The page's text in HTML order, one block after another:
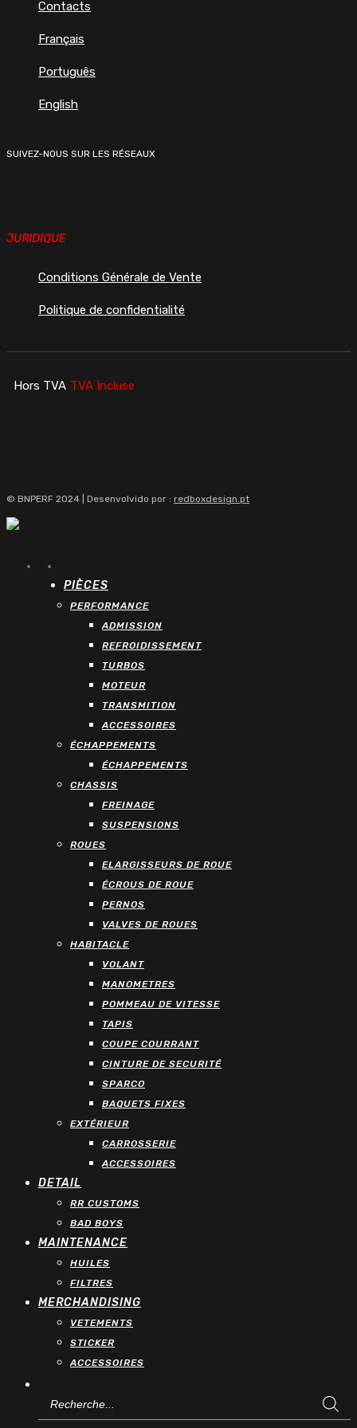
Contacts
Français
Português
English
SUIVEZ-NOUS SUR LES RÉSEAUX
JURIDIQUE
Conditions Générale de Vente
Politique de confidentialité
Hors TVA TVA Incluse
© BNPERF 2024 | Desenvolvido por : redboxdesign.pt
facebook
Close
Menu
PIÈCES
PERFORMANCE
ADMISSION
REFROIDISSEMENT
TURBOS
MOTEUR
TRANSMITION
ACCESSOIRES
ÉCHAPPEMENTS
ÉCHAPPEMENTS
CHASSIS
FREINAGE
SUSPENSIONS
ROUES
ELARGISSEURS DE ROUE
ÉCROUS DE ROUE
PERNOS
VALVES DE ROUES
HABITACLE
VOLANT
MANOMETRES
POMMEAU DE VITESSE
TAPIS
COUPE COURRANT
CINTURE DE SECURITÉ
SPARCO
BAQUETS FIXES
EXTÉRIEUR
CARROSSERIE
ACCESSOIRES
DETAIL
RR CUSTOMS
BAD BOYS
MAINTENANCE
HUILES
FILTRES
MERCHANDISING
VETEMENTS
STICKER
ACCESSOIRES
de
produits